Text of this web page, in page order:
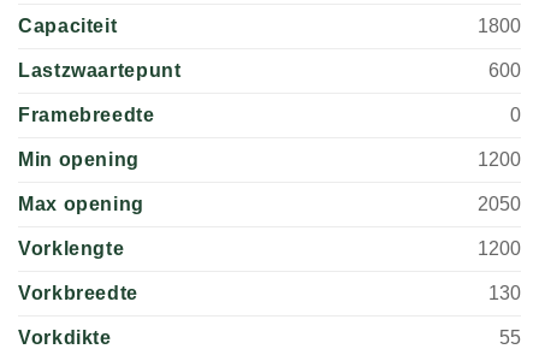
Capaciteit 1800
Lastzwaartepunt 600
Framebreedte 0
Min opening 1200
Max opening 2050
Vorklengte 1200
Vorkbreedte 130
Vorkdikte 55